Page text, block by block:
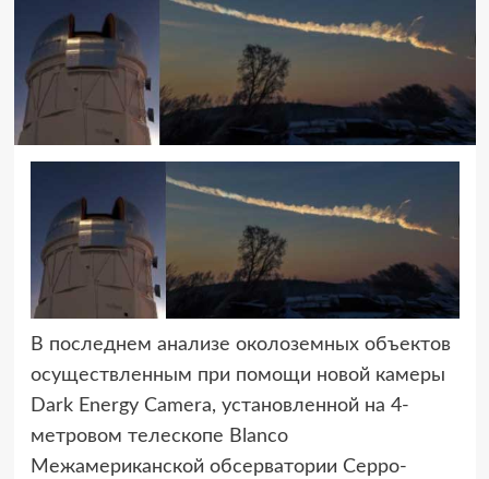
В последнем анализе околоземных объектов
осуществленным при помощи новой камеры
Dark Energy Camera, установленной на 4-
метровом телескопе Blanco
Межамериканской обсерватории Серро-